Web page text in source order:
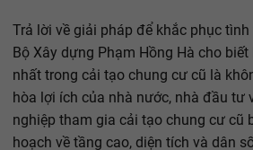
Trả lời về giải pháp để khắc phục
Bộ Xây dựng Phạm Hồng Hà cho
nhất trong cải tạo chung cư cũ là
hòa lợi ích của nhà nước, nhà đầu tư
nghiệp tham gia cải tạo chung cư cũ
hoạch về tầng cao, diện tích và dân